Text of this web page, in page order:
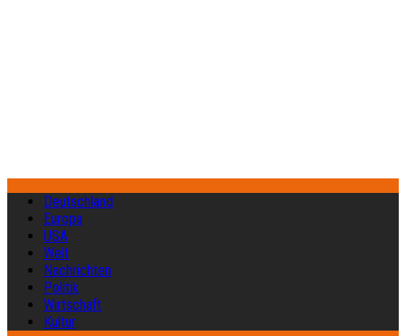
Deutschland
Europa
USA
Welt
Nachrichten
Politik
Wirtschaft
Kultur